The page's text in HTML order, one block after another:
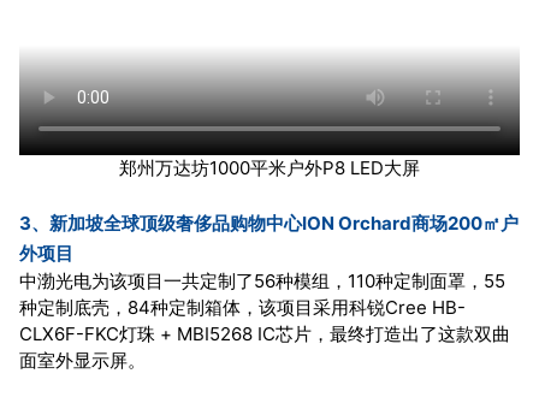
郑州万达坊1000平米户外P8 LED大屏
3、新加坡全球顶级奢侈品购物中心ION Orchard商场200㎡户
外项目
中渤光电为该项目一共定制了56种模组，110种定制面罩，55
种定制底壳，84种定制箱体，该项目采用科锐Cree HB-
CLX6F-FKC灯珠 + MBI5268 IC芯片，最终打造出了这款双曲
面室外显示屏。